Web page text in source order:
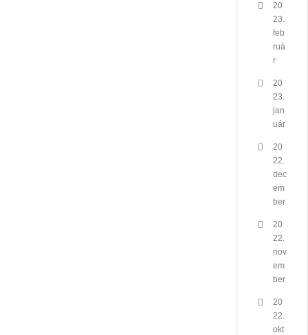
20
23.
feb
ruá
r
20
23.
jan
uár
20
22.
dec
em
ber
20
22.
nov
em
ber
20
22.
okt